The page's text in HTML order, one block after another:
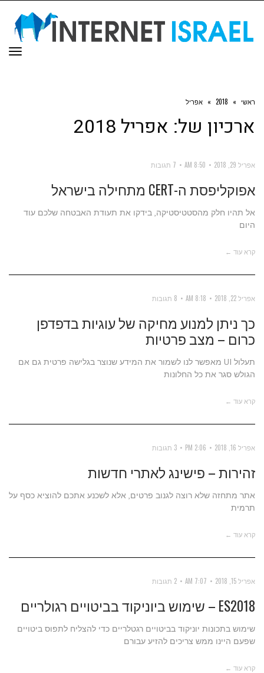
ראשי »
2018
» אפריל
ארכיון של: אפריל 2018
אפריל 29, 2018 8:50 AM 7 תגובות
אפוקליפסת ה-CERT מתחילה בישראל
אל תהיו חלק מהסטטיסטיקה, בידקו את תעודת האבטחה שלכם עוד
היום
קרא עוד ←
אפריל 22, 2018 8:18 AM 8 תגובות
כך ניתן למנוע מחיקה של עוגיות בדפדפן
כרום – מצב פרטיות
תעלול UI מאפשר לנו לשמור את המידע שנוצר בגלישה פרטית גם אם
הגולש סגר את כל החלונות
קרא עוד ←
אפריל 16, 2018 2:06 PM 3 תגובות
זהירות – פישינג לאתרי חדשות
אתר מתחזה שלא רוצה לגנוב פרטים, אלא לשכנע אתכם להוציא כסף על
תרמית
קרא עוד ←
אפריל 15, 2018 7:07 AM 2 תגובות
ES2018 – שימוש ביוניקוד בביטויים רגולריים
שימוש בתכונות יוניקוד בביטויים רגטלריים כדי להצליח לתפוס ביטויים
שפעם היינו ממש צריכים להזיע עבורם
קרא עוד ←